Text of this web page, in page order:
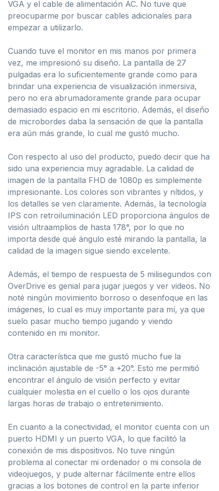
VGA y el cable de alimentación AC. No tuve que
preocuparme por buscar cables adicionales para
empezar a utilizarlo.
Cuando tuve el monitor en mis manos por primera
vez, me impresionó su diseño. La pantalla de 27
pulgadas era lo suficientemente grande como para
brindar una experiencia de visualización inmersiva,
pero no era abrumadoramente grande para ocupar
demasiado espacio en mi escritorio. Además, el diseño
de microbordes daba la sensación de que la pantalla
era aún más grande, lo cual me gustó mucho.
Con respecto al uso del producto, puedo decir que ha
sido una experiencia muy agradable. La calidad de
imagen de la pantalla FHD de 1080p es simplemente
impresionante. Los colores son vibrantes y nítidos, y
los detalles se ven claramente. Además, la tecnología
IPS con retroiluminación LED proporciona ángulos de
visión ultraamplios de hasta 178°, por lo que no
importa desde qué ángulo esté mirando la pantalla, la
calidad de la imagen sigue siendo excelente.
Además, el tiempo de respuesta de 5 milisegundos con
OverDrive es genial para jugar juegos y ver videos. No
noté ningún movimiento borroso o desenfoque en las
imágenes, lo cual es muy importante para mí, ya que
suelo pasar mucho tiempo jugando y viendo
contenido en mi monitor.
Otra característica que me gustó mucho fue la
inclinación ajustable de -5° a +20°. Esto me permitió
encontrar el ángulo de visión perfecto y evitar
cualquier molestia en el cuello o los ojos durante
largas horas de trabajo o entretenimiento.
En cuanto a la conectividad, el monitor cuenta con un
puerto HDMI y un puerto VGA, lo que facilitó la
conexión de mis dispositivos. No tuve ningún
problema al conectar mi ordenador o mi consola de
videojuegos, y pude alternar fácilmente entre ellos
gracias a los botones de control en la parte inferior